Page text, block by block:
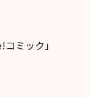
コミック」